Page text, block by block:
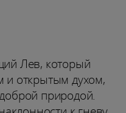
Лев, который
и открытым духом,
природой.